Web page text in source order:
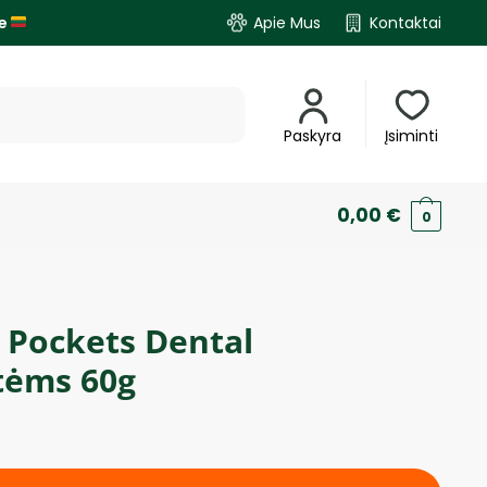
Apie Mus Kontaktai
Paskyra Įsiminti
0,00 € 0
Dental
60g